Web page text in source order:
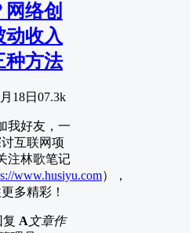
网络创
动收入
种方法
18日 07.3k
我好友，一
互联网项
注林歌笔记
www.husiyu.com），
多精彩！
复 A文章作